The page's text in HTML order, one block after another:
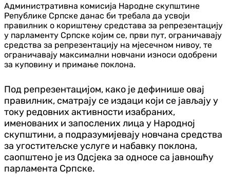
Административна комисија Народне скупштине
Републике Српске данас би требала да усвоји
правилник о кориштењу средстава за репрезентацију
у парламенту Српске којим се, први пут, ограничавају
средства за репрезентацију на мјесечном нивоу, те
ограничавају максимални новчани износи одобрени
за куповину и примање поклона.
Под репрезентацијом, како је дефинише овај
правилник, сматрају се издаци који се јављају у
току редовних активности изабраних,
именованих и запослених лица у Народној
скупштини, а подразумијевају новчана средства
за угоститељске услуге и набавку поклона,
саопштено је из Одсјека за односе са јавношћу
парламента Српске.